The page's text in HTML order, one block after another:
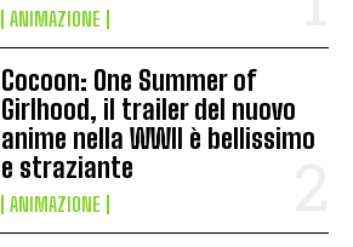
ANIMAZIONE
Cocoon: One Summer of
Girlhood, il trailer del nuovo
anime nella WWII è bellissimo
e straziante
ANIMAZIONE